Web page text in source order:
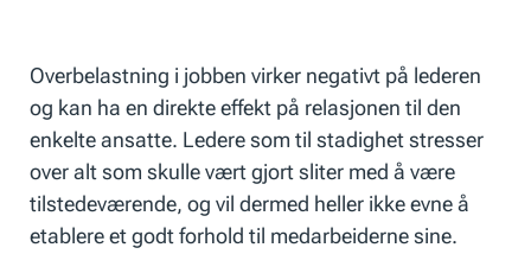
Overbelastning i jobben virker negativt på lederen
og kan ha en direkte effekt på relasjonen til den
enkelte ansatte. Ledere som til stadighet stresser
over alt som skulle vært gjort sliter med å være
tilstedeværende, og vil dermed heller ikke evne å
etablere et godt forhold til medarbeiderne sine.